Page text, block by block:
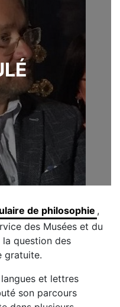
de philosophie ,
des Musées et du
question des
gratuite.
et lettres
son parcours